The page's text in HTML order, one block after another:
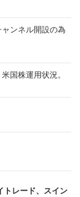
ンネル開設の為
国株運用状況。
トレード、スイン